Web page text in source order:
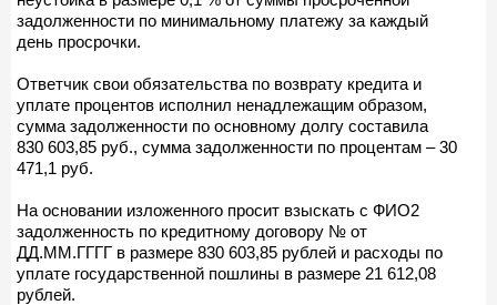
задолженности по минимальному платежу за каждый
день просрочки.
Ответчик свои обязательства по возврату кредита и
уплате процентов исполнил ненадлежащим образом,
сумма задолженности по основному долгу составила
830 603,85 руб., сумма задолженности по процентам – 30
471,1 руб.
На основании изложенного просит взыскать с ФИО2
задолженность по кредитному договору № от
ДД.ММ.ГГГГ в размере 830 603,85 рублей и расходы по
уплате государственной пошлины в размере 21 612,08
рублей.